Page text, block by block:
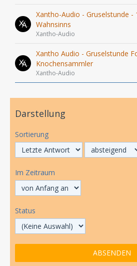
Xantho-Audio - Gruselstunde -
Wahnsinns
Xantho-Audio
Xantho Audio - Gruselstunde
Knochensammler
Xantho-Audio
Darstellung
Sortierung
Im Zeitraum
Status